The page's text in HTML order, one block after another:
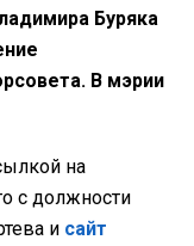
Буряка
В мэрии
на
с должности
и сайт